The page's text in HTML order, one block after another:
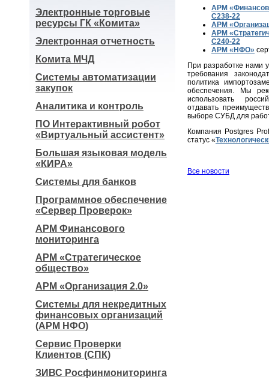
Электронные торговые
ресурсы ГК «Комита»
Электронная отчетность
Комита МЧД
Системы автоматизации
закупок
Аналитика и контроль
ПО Интерактивный робот
«Виртуальный ассистент»
Большая языковая модель
«КИРА»
Системы для банков
Программное обеспечение
«Сервер Проверок»
АРМ Финансового
мониторинга
АРМ «Стратегическое
общество»
АРМ «Организация 2.0»
Системы для некредитных
финансовых организаций
(АРМ НФО)
Сервис Проверки
Клиентов (СПК)
ЗИВС Росфинмониторинга
АРМ
С238-22
АРМ
АРМ
С240-22
АРМ «НФО»
При разработке нами
требования
политика
обеспечения. Мы
использовать
отдавать
выборе СУБД для
Компания Postgres
статус «
Все новости